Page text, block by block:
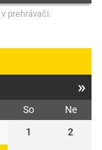
v prehrávači.
»
So
Ne
1
2